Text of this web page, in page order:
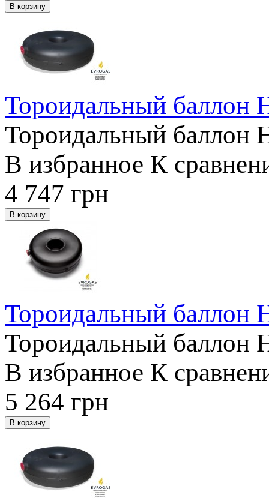
Тороидальный
Тороидальный
В избранное К
4 747 грн
Тороидальный
Тороидальный
В избранное К
5 264 грн